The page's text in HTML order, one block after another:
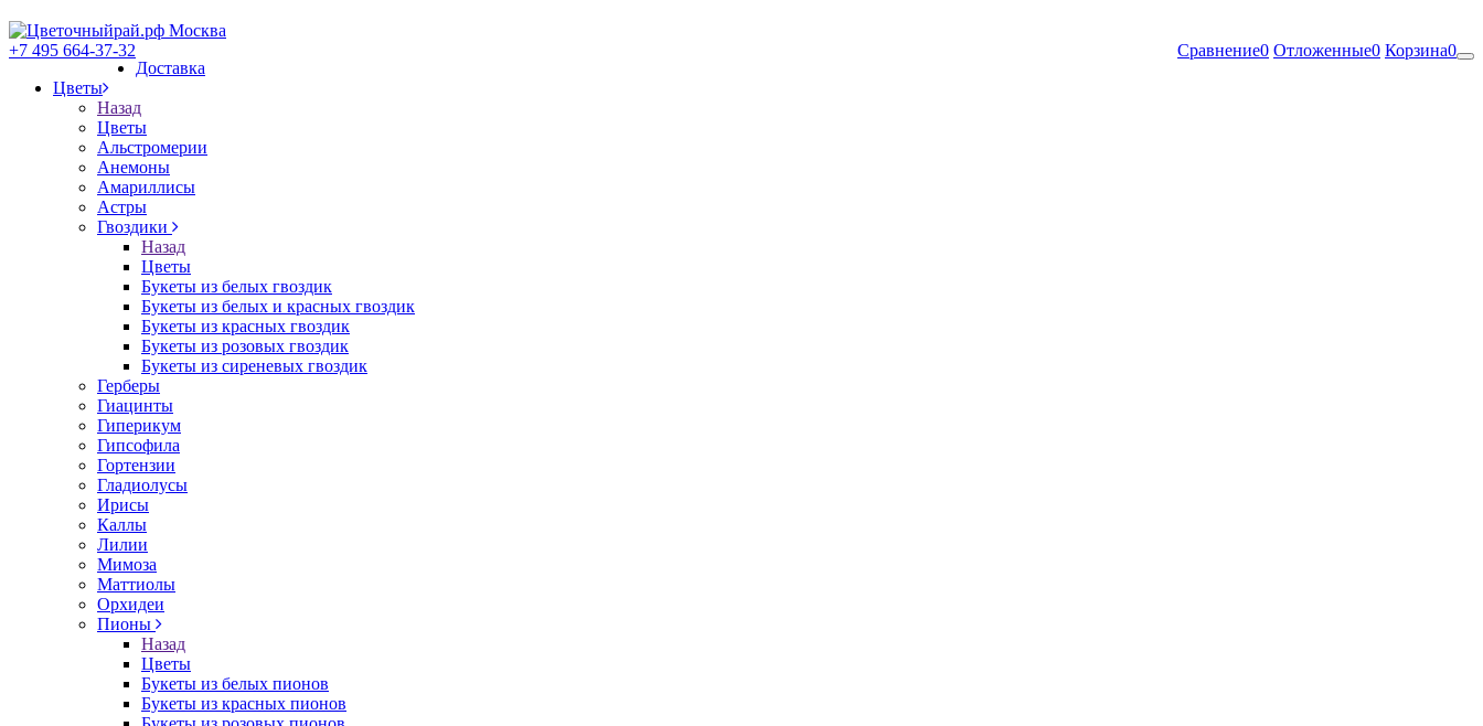
+7 495 664-37-32 Сравнение0 Отложенные0 Корзина0
Доставка
Цветы
Назад
Цветы
Альстромерии
Анемоны
Амариллисы
Астры
Гвоздики
Назад
Цветы
Букеты из белых гвоздик
Букеты из белых и красных гвоздик
Букеты из красных гвоздик
Букеты из розовых гвоздик
Букеты из сиреневых гвоздик
Герберы
Гиацинты
Гиперикум
Гипсофила
Гортензии
Гладиолусы
Ирисы
Каллы
Лилии
Мимоза
Маттиолы
Орхидеи
Пионы
Назад
Цветы
Букеты из белых пионов
Букеты из красных пионов